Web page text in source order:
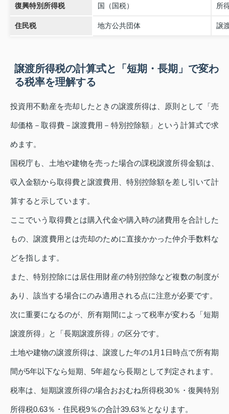
復興特別所得税 国（国税） 所
住民税 地方公共団体 譲
譲渡所得税の計算式と「短期・長期」で変わ
る税率を理解する
投資用不動産を売却したときの譲渡所得は、原則として「売
却価格－取得費－譲渡費用－特別控除額」という計算式で求
めます。
国税庁も、土地や建物を売った場合の課税譲渡所得金額は、
収入金額から取得費と譲渡費用、特別控除額を差し引いて計
算すると示しています。
ここでいう取得費とは購入代金や購入時の諸費用を合計した
もの、譲渡費用とは売却のために直接かかった仲介手数料な
どを指します。
また、特別控除には居住用財産の特別控除など複数の制度が
あり、該当する場合にのみ適用される点に注意が必要です。
次に重要になるのが、所有期間によって税率が変わる「短期
譲渡所得」と「長期譲渡所得」の区分です。
土地や建物の譲渡所得は、譲渡した年の1月1日時点で所有期
間が5年以下なら短期、5年超なら長期として判定されます。
税率は、短期譲渡所得の場合おおむね所得税30％・復興特別
所得税0.63％・住民税9％の合計39.63％となります。